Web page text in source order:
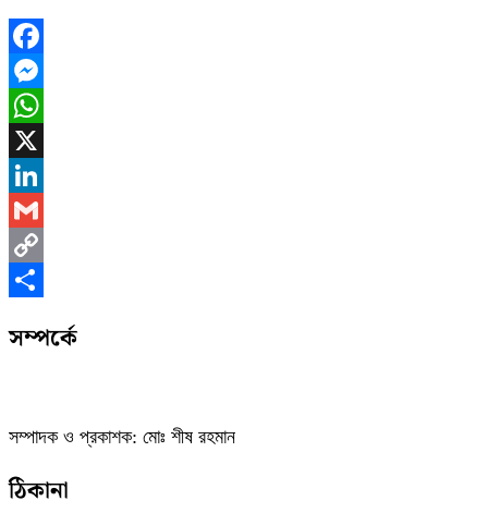
Facebook
Messenger
WhatsApp
X
LinkedIn
Gmail
Copy
সম্পর্কে
সম্পাদক ও প্রকাশক: মোঃ শীষ রহমান
ঠিকানা